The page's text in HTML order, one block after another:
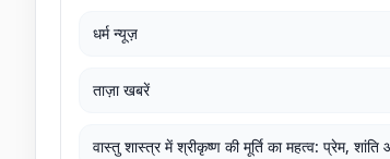
धर्म न्यूज़
ताज़ा खबरें
वास्तु शास्त्र में श्रीकृष्ण की मूर्ति का महत्व: प्रेम, शांति